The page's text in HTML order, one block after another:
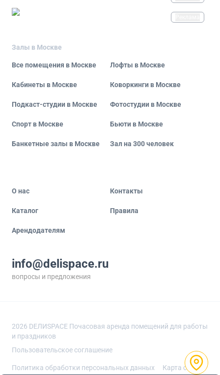
Залы в Москве
Все помещения в Москве Лофты в Москве
Кабинеты в Москве Коворкинги в Москве
Подкаст-студии в Москве Фотостудии в Москве
Спорт в Москве Бьюти в Москве
Банкетные залы в Москве Зал на 300 человек
О нас Контакты
Каталог Правила
Арендодателям
info@delispace.ru
вопросы и предложения
2026 DEЛИSPACE Почасовая аренда помещений для работы
и праздников
Пользовательское соглашение
Политика обработки персональных данных Карта сайта